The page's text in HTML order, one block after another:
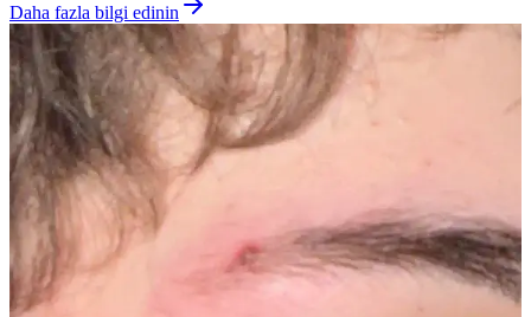
Daha fazla bilgi edinin